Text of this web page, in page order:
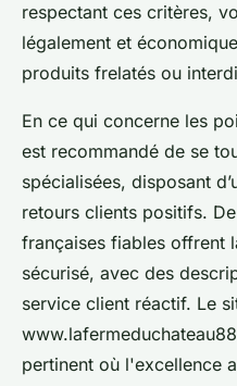
respectant ces critères,
légalement et
produits frelatés ou
En ce qui concerne les
est recommandé de se
spécialisées, disposant
retours clients positifs.
françaises fiables offrent
sécurisé, avec des
service client réactif. Le
pertinent où l'excellence